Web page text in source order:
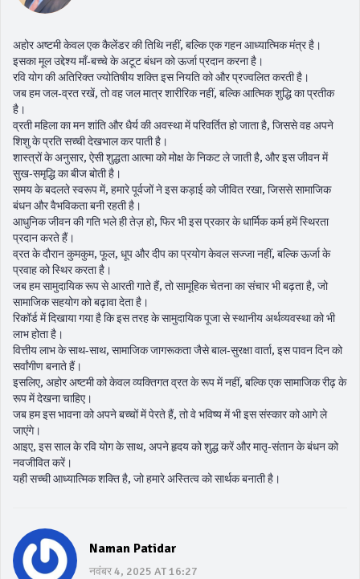
अहोर अष्टमी केवल एक कैलेंडर की तिथि नहीं, बल्कि एक गहन आध्यात्मिक मंत्र है।
इसका मूल उद्देश्य माँ‑बच्चे के अटूट बंधन को ऊर्जा प्रदान करना है।
रवि योग की अतिरिक्त ज्योतिषीय शक्ति इस नियति को और प्रज्वलित करती है।
जब हम जल‑व्रत रखें, तो वह जल मात्र शारीरिक नहीं, बल्कि आत्मिक शुद्धि का प्रतीक
है।
व्रती महिला का मन शांति और धैर्य की अवस्था में परिवर्तित हो जाता है, जिससे वह अपने
शिशु के प्रति सच्ची देखभाल कर पाती है।
शास्त्रों के अनुसार, ऐसी शुद्धता आत्मा को मोक्ष के निकट ले जाती है, और इस जीवन में
सुख‑समृद्धि का बीज बोती है।
समय के बदलते स्वरूप में, हमारे पूर्वजों ने इस कड़ाई को जीवित रखा, जिससे सामाजिक
बंधन और वैभविकता बनी रहती है।
आधुनिक जीवन की गति भले ही तेज़ हो, फिर भी इस प्रकार के धार्मिक कर्म हमें स्थिरता
प्रदान करते हैं।
व्रत के दौरान कुमकुम, फूल, धूप और दीप का प्रयोग केवल सज्जा नहीं, बल्कि ऊर्जा के
प्रवाह को स्थिर करता है।
जब हम सामुदायिक रूप से आरती गाते हैं, तो सामूहिक चेतना का संचार भी बढ़ता है, जो
सामाजिक सहयोग को बढ़ावा देता है।
रिकॉर्ड में दिखाया गया है कि इस तरह के सामुदायिक पूजा से स्थानीय अर्थव्यवस्था को भी
लाभ होता है।
वित्तीय लाभ के साथ-साथ, सामाजिक जागरूकता जैसे बाल‑सुरक्षा वार्ता, इस पावन दिन को
सर्वांगीण बनाते हैं।
इसलिए, अहोर अष्टमी को केवल व्यक्तिगत व्रत के रूप में नहीं, बल्कि एक सामाजिक रीढ़ के
रूप में देखना चाहिए।
जब हम इस भावना को अपने बच्चों में पेरते हैं, तो वे भविष्य में भी इस संस्कार को आगे ले
जाएंगे।
आइए, इस साल के रवि योग के साथ, अपने हृदय को शुद्ध करें और मातृ‑संतान के बंधन को
नवजीवित करें।
यही सच्ची आध्यात्मिक शक्ति है, जो हमारे अस्तित्व को सार्थक बनाती है।
Naman Patidar
नवंबर 4, 2025 AT 16:27